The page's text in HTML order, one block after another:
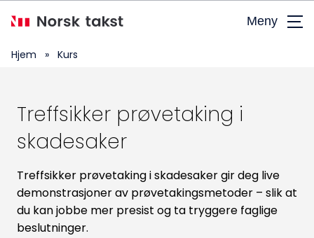
hovedinnhold
Meny
Hjem » Kurs
Treffsikker prøvetaking i
skadesaker
Treffsikker prøvetaking i skadesaker gir deg live
demonstrasjoner av prøvetakingsmetoder – slik at
du kan jobbe mer presist og ta tryggere faglige
beslutninger.
Valgt kursdato
Medlem i Norsk takst:
Hurtigpåmelding - Logg inn med
ditt brukernavn og passord hos